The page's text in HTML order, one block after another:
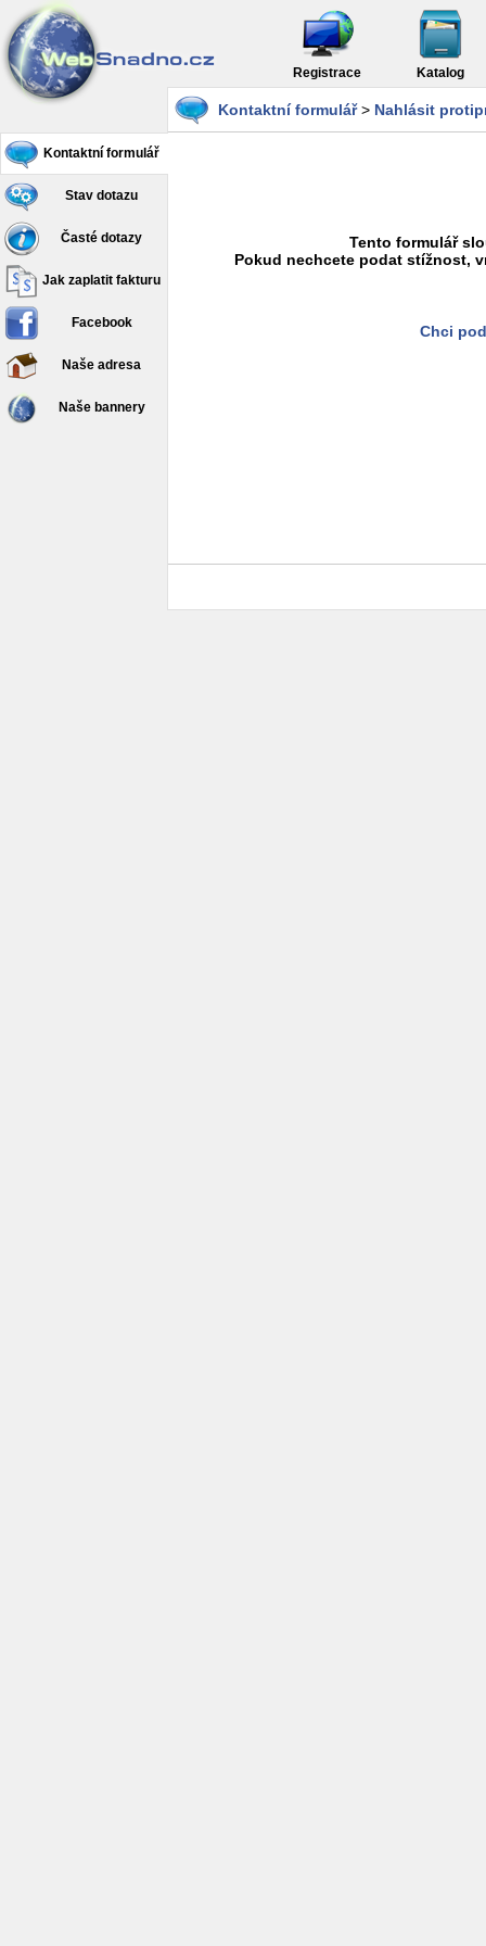
Registrace Katalog
Kontaktní formulář
Stav dotazu
Časté dotazy
Jak zaplatit fakturu
Facebook
Naše adresa
Naše bannery
Kontaktní formulář> Nahlásit
Tento formulář
Pokud nechcete podat stížnost,
Chci